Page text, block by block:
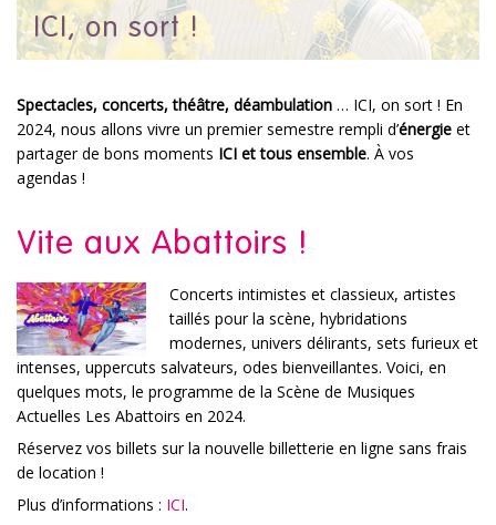
ICI, on sort !
Spectacles, concerts, théâtre, déambulation … ICI, on sort ! En
2024, nous allons vivre un premier semestre rempli d’énergie et
partager de bons moments ICI et tous ensemble. À vos
agendas !
Vite aux Abattoirs !
Concerts intimistes et classieux, artistes
taillés pour la scène, hybridations
modernes, univers délirants, sets furieux et
intenses, uppercuts salvateurs, odes bienveillantes. Voici, en
quelques mots, le programme de la Scène de Musiques
Actuelles Les Abattoirs en 2024.
Réservez vos billets sur la nouvelle billetterie en ligne sans frais
de location !
Plus d’informations : ICI.